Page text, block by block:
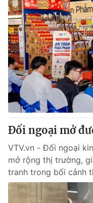
THỜI BÁO VTV
Theo dõi báo trên
Cơ quan chủ quản:Đài
Cơ quan báo chí:Thời
Giấy phép hoạt động
cấp ngày 29/12/2023
Tổng Biên tập:Vũ
Phó Tổng Biên tập:
Nguyễn Trọng Ninh
Tổng đài VTV:024.38
Ðiện thoại Thời báo VTV:
Email:toasoan@vtv.vn
Liên hệ quảng cáo:024-
Đối ngoại mở
VTV.vn - Đối ngoại
mở rộng thị trường,
tranh trong bối cảnh